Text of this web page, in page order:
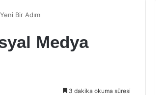
Bir Adım
Medya
3 dakika okuma süresi